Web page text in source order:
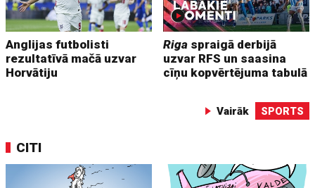
Anglijas futbolisti
rezultatīvā mačā uzvar
Horvātiju
Riga spraigā derbijā
uzvar RFS un saasina
cīņu kopvērtējuma tabulā
Vairāk SPORTS
CITI